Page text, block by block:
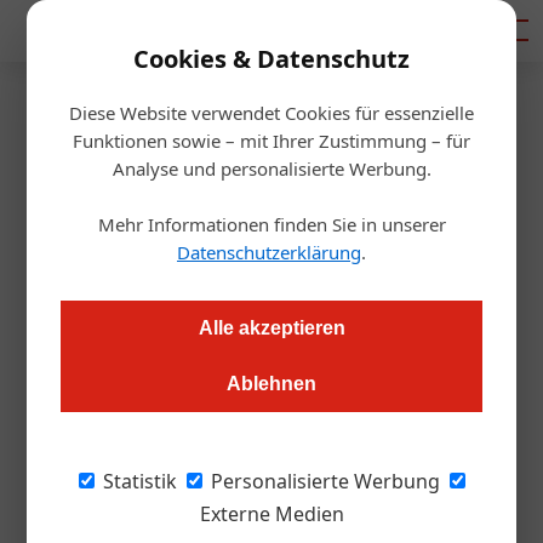
Cookies & Datenschutz
Diese Website verwendet Cookies für essenzielle
Funktionen sowie – mit Ihrer Zustimmung – für
Analyse und personalisierte Werbung.
Mehr Informationen finden Sie in unserer
Datenschutzerklärung.
Alle akzeptieren
Ablehnen
Statistik
Personalisierte Werbung
Externe Medien
Startseite/Getränke
Spezial Kaffee: Bohnen
Redaktion 03.12.2015, 16:12 Uhr
Langzeitröstungen, nachhaltiger Anbau, neue Mischungen.
Egberts, Lavazza, Pfeiffer (Java), Segafredo Zanetti und
Wedl (Testa Rossa): Italienisches Lebensgefühl trifft
kommen aus ökologischem und nacnhaltigem Anbau.